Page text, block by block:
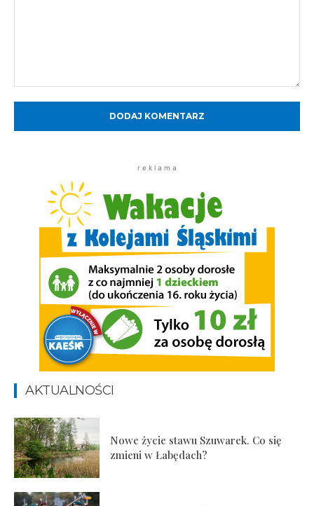
r e k l a m a
AKTUALNOŚCI
Nowe życie stawu Szuwarek. Co się
zmieni w Łabędach?